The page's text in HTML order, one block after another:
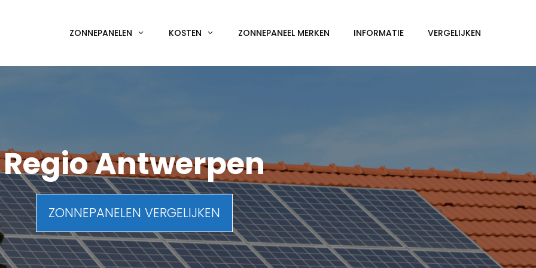
ZONNEPANELEN KOSTEN ZONNEPANEEL MERKEN INFORMATIE VERGELIJKEN
Regio Antwerpen
ZONNEPANELEN VERGELIJKEN